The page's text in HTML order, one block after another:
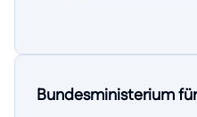
Bundesministerium